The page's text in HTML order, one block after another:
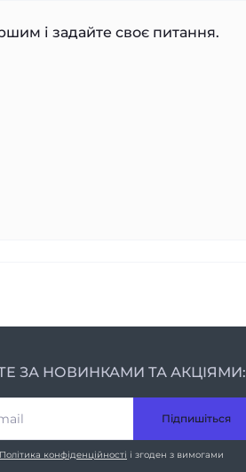
і задайте своє питання.
ЗА НОВИНКАМИ ТА АКЦІЯМИ:
Підпишіться
Політика конфіденційності і згоден з вимогами